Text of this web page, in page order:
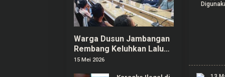
Warga Dusun Jambangan
Rembang Keluhkan Lalu
Lintas dan Limbah SPPG
15 Mei 2026